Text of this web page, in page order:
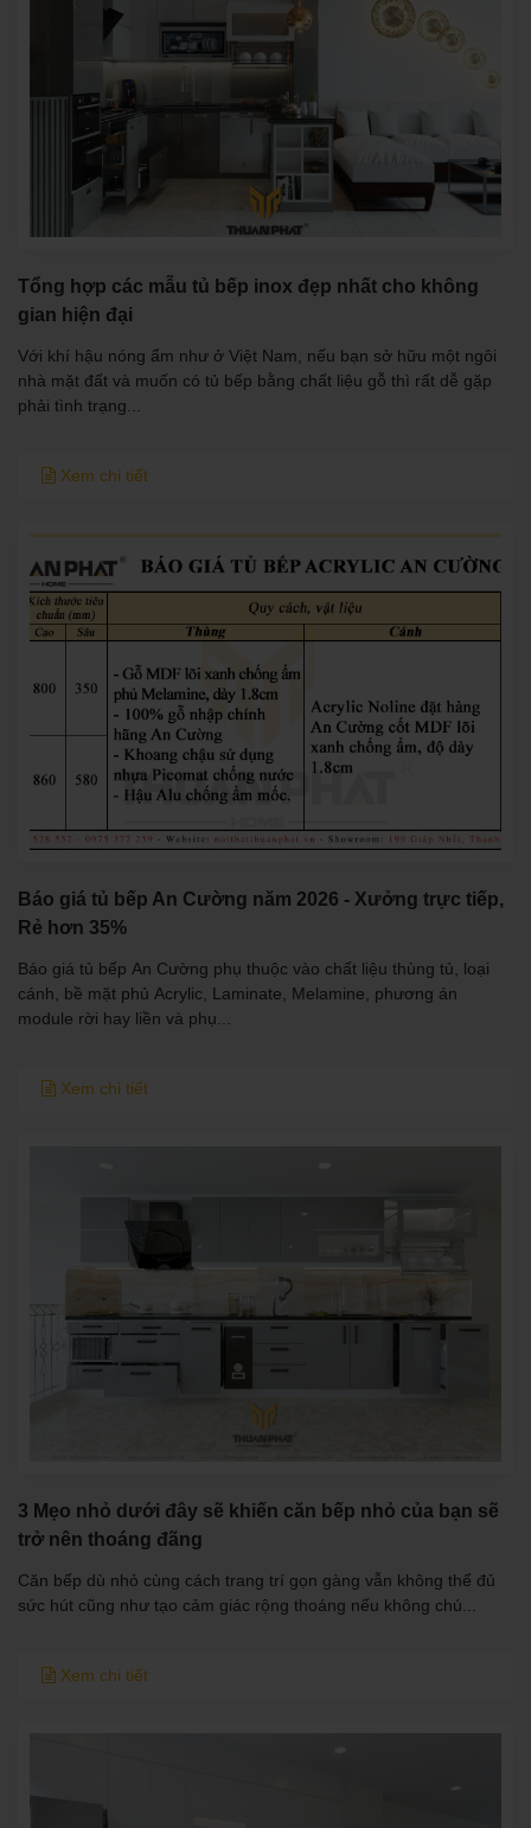
Tổng hợp các mẫu tủ bếp inox đẹp nhất cho không
gian hiện đại
Với khí hậu nóng ẩm như ở Việt Nam, nếu bạn sở hữu một ngôi
nhà mặt đất và muốn có tủ bếp bằng chất liệu gỗ thì rất dễ gặp
phải tình trạng...
Xem chi tiết
Báo giá tủ bếp An Cường năm 2026 - Xưởng trực tiếp,
Rẻ hơn 35%
Báo giá tủ bếp An Cường phụ thuộc vào chất liệu thùng tủ, loại
cánh, bề mặt phủ Acrylic, Laminate, Melamine, phương án
module rời hay liền và phụ...
Xem chi tiết
3 Mẹo nhỏ dưới đây sẽ khiến căn bếp nhỏ của bạn sẽ
trở nên thoáng đãng
Căn bếp dù nhỏ cùng cách trang trí gọn gàng vẫn không thể đủ
sức hút cũng như tạo cảm giác rộng thoáng nếu không chú...
Xem chi tiết